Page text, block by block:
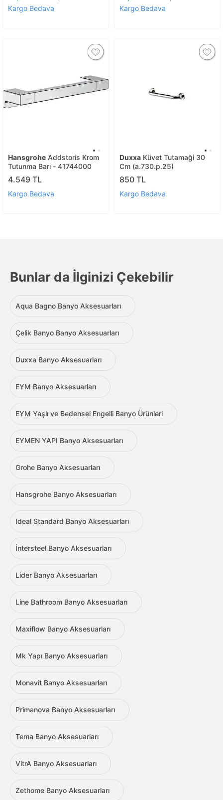
Kargo Bedava
Kargo Bedava
Hansgrohe Addstoris Krom
Tutunma Barı - 41744000
4.549 TL
Kargo Bedava
Duxxa Küvet Tutamaği 30
Cm (a.730.p.25)
850 TL
Kargo Bedava
Bunlar da İlginizi Çekebilir
Aqua Bagno Banyo Aksesuarları
Çelik Banyo Banyo Aksesuarları
Duxxa Banyo Aksesuarları
EYM Banyo Aksesuarları
EYM Yaşlı ve Bedensel Engelli Banyo Ürünleri
EYMEN YAPI Banyo Aksesuarları
Grohe Banyo Aksesuarları
Hansgrohe Banyo Aksesuarları
Ideal Standard Banyo Aksesuarları
İntersteel Banyo Aksesuarları
Lider Banyo Aksesuarları
Line Bathroom Banyo Aksesuarları
Maxiflow Banyo Aksesuarları
Mk Yapı Banyo Aksesuarları
Monavit Banyo Aksesuarları
Primanova Banyo Aksesuarları
Tema Banyo Aksesuarları
VitrA Banyo Aksesuarları
Zethome Banyo Aksesuarları